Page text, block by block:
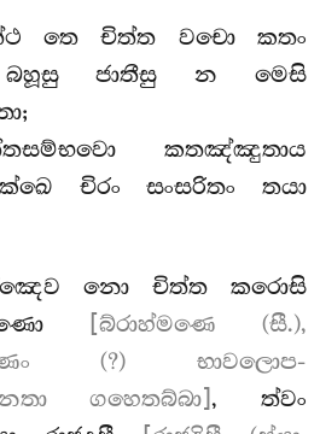
තෙ චිත්ත වචො කතං
බහූසු ජාතීසු න මෙසි
කතඤ්ඤුතාය
චිරං සංසරිතං තයා
නො චිත්ත කරොසි
[බ්රාහ්මණෙ (සී.),
(?) භාවලොප-
ගහෙතබ්බා], ත්වං